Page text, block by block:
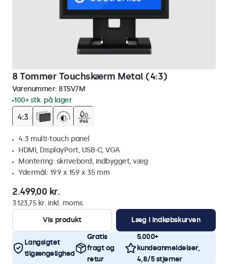
8 Tommer Touchskærm Metal (4:3)
Varenummer: 8TSV7M
100+ stk. på lager
4:3 multi-touch panel
HDMI, DisplayPort, USB-C, VGA
Montering: skrivebord, indbygget, væg
Ydermål: 199 x 159 x 35 mm
2.499,00 kr.
3.123,75 kr. inkl. moms
Vis produkt
Læg i indkøbskurven
Langsigtet
tilgængelighed
Gratis
fragt og
retur
5.000+
kundeanmeldelser,
4,8/5 stjerner